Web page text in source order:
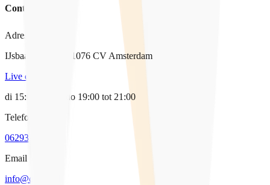
Contact
Adres
IJsbaanpad 9-11, 1076 CV Amsterdam
Live chat
di 15:00-17:00, do 19:00 tot 21:00
Telefoon
0629338064
Email
info@qpido.nl